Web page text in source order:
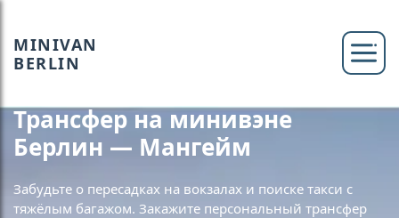
MINIVAN
BERLIN
Трансфер на минивэне
Берлин — Мангейм
Забудьте о пересадках на вокзалах и поиске такси с
тяжёлым багажом. Закажите персональный трансфер